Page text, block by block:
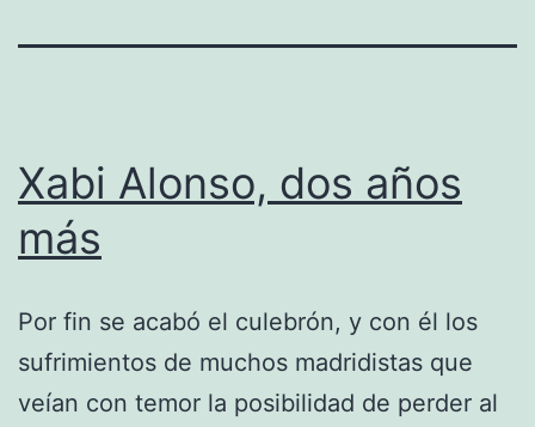
Xabi Alonso, dos años
más
Por fin se acabó el culebrón, y con él los
sufrimientos de muchos madridistas que
veían con temor la posibilidad de perder al